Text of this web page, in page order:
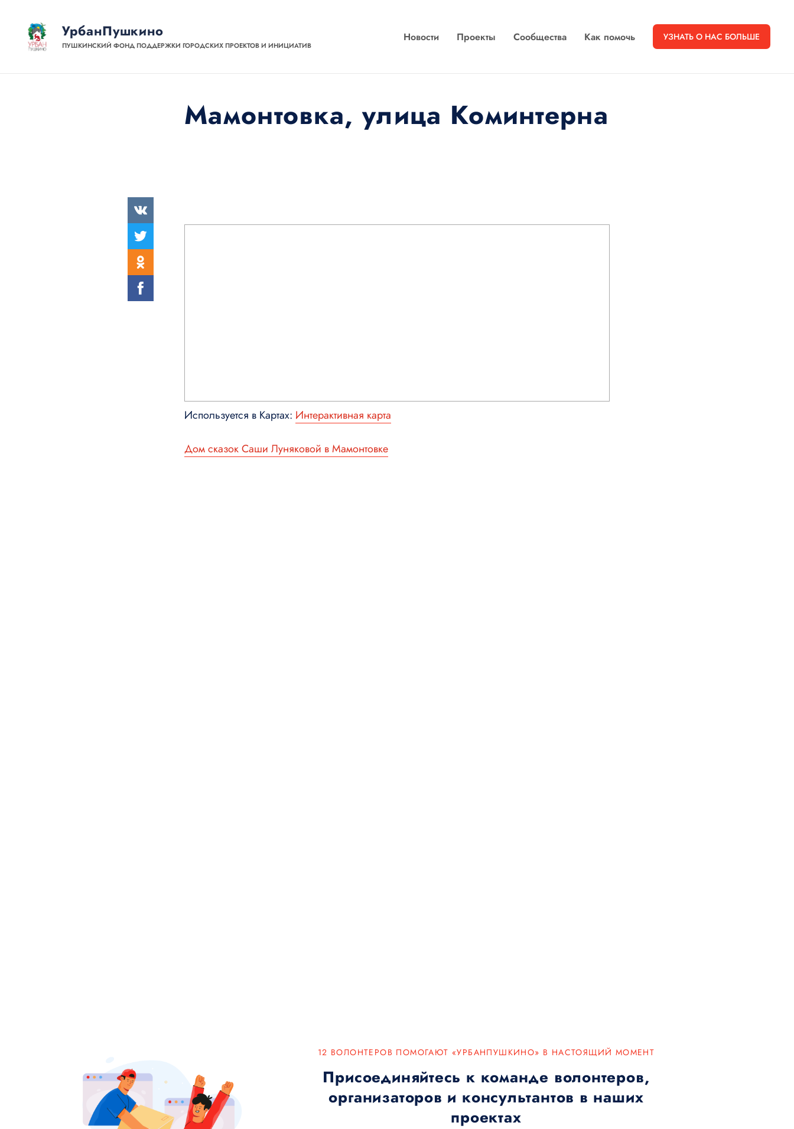
УрбанПушкино
ПУШКИНСКИЙ ФОНД ПОДДЕРЖКИ ГОРОДСКИХ ПРОЕКТОВ И ИНИЦИАТИВ
Новости Проекты Сообщества Как помочь УЗНАТЬ О НАС БОЛЬШЕ
Мамонтовка, улица Коминтерна
Используется в Картах: Интерактивная карта
Дом сказок Саши Луняковой в Мамонтовке
12 ВОЛОНТЕРОВ ПОМОГАЮТ «УРБАНПУШКИНО» В НАСТОЯЩИЙ МОМЕНТ
Присоединяйтесь к команде волонтеров,
организаторов и консультантов в наших
проектах